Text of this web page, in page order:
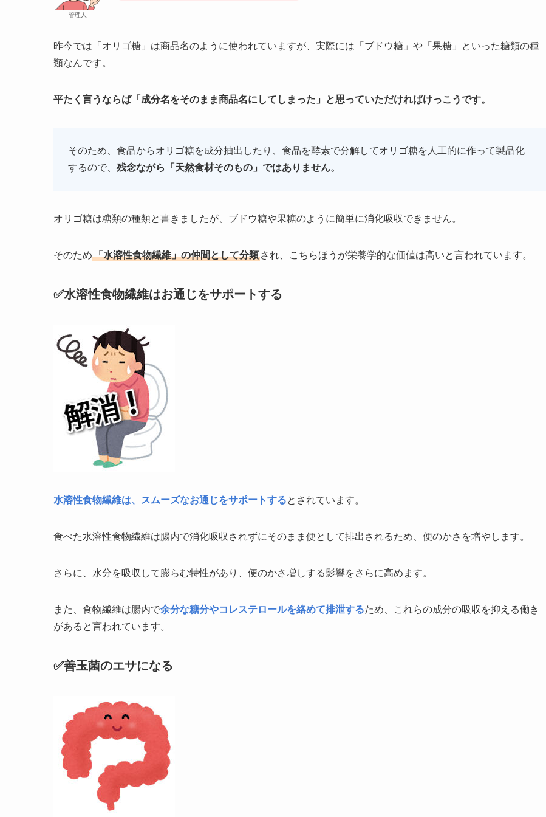
管理人
昨今では「オリゴ糖」は商品名のように使われていますが、実際には「ブドウ糖」や「果糖」といった糖類の種
類なんです。
平たく言うならば「成分名をそのまま商品名にしてしまった」と思っていただければけっこうです。
そのため、食品からオリゴ糖を成分抽出したり、食品を酵素で分解してオリゴ糖を人工的に作って製品化
するので、 残念ながら「天然食材そのもの」ではありません。
オリゴ糖は糖類の種類と書きましたが、ブドウ糖や果糖のように簡単に消化吸収できません。
そのため「水溶性食物繊維」の仲間として分類 され、こちらほうが栄養学的な価値は高いと言われています。
✅水溶性食物繊維はお通じをサポートする
水溶性食物繊維は、スムーズなお通じをサポートするとされています。
食べた水溶性食物繊維は腸内で消化吸収されずにそのまま便として排出されるため、便のかさを増やします。
さらに、水分を吸収して膨らむ特性があり、便のかさ増しする影響をさらに高めます。
また、食物繊維は腸内で余分な糖分やコレステロールを絡めて排泄するため、これらの成分の吸収を抑える働き
があると言われています。
✅善玉菌のエサになる